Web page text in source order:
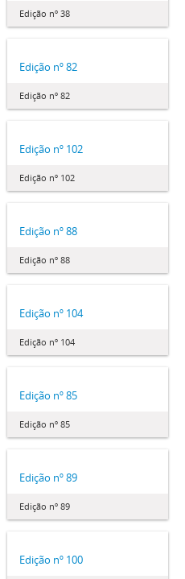
Edição nº 38
Edição nº 82
Edição nº 82
Edição nº 102
Edição nº 102
Edição nº 88
Edição nº 88
Edição nº 104
Edição nº 104
Edição nº 85
Edição nº 85
Edição nº 89
Edição nº 89
Edição nº 100